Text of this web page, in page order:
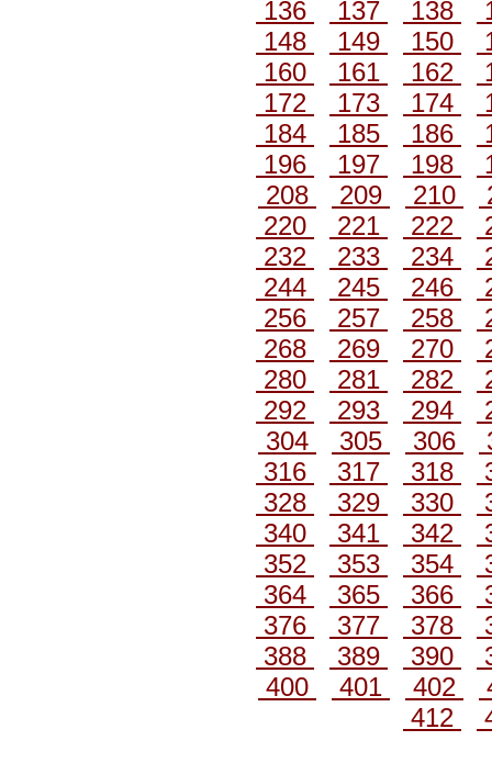
136
137 138
148
149 150
160
161 162
172
173 174
184
185 186
196
197 198
208
209 210
220
221 222
232
233 234
244
245 246
256
257 258
268
269 270
280
281 282
292
293 294
304
305 306
316
317 318
328
329 330
340
341 342
352
353 354
364
365 366
376
377 378
388
389 390
400
401 402
412